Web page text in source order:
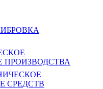
ПРОИЗВОДСТВА
СРЕДСТВ